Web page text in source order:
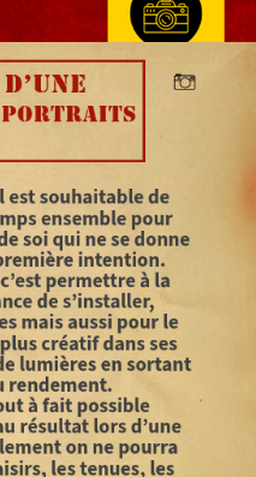
entreprises